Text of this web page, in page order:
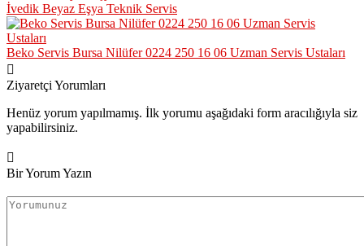
İvedik Beyaz Eşya Teknik Servis
Beko Servis Bursa Nilüfer 0224 250 16 06 Uzman Servis Ustaları
Ziyaretçi Yorumları
Henüz yorum yapılmamış. İlk yorumu aşağıdaki form aracılığıyla siz
yapabilirsiniz.
Bir Yorum Yazın